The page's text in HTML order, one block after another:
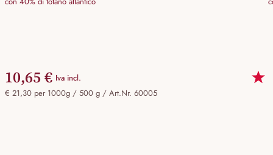
10,65 € Iva incl.
€ 21,30 per 1000g / 500 g / Art.Nr. 60005